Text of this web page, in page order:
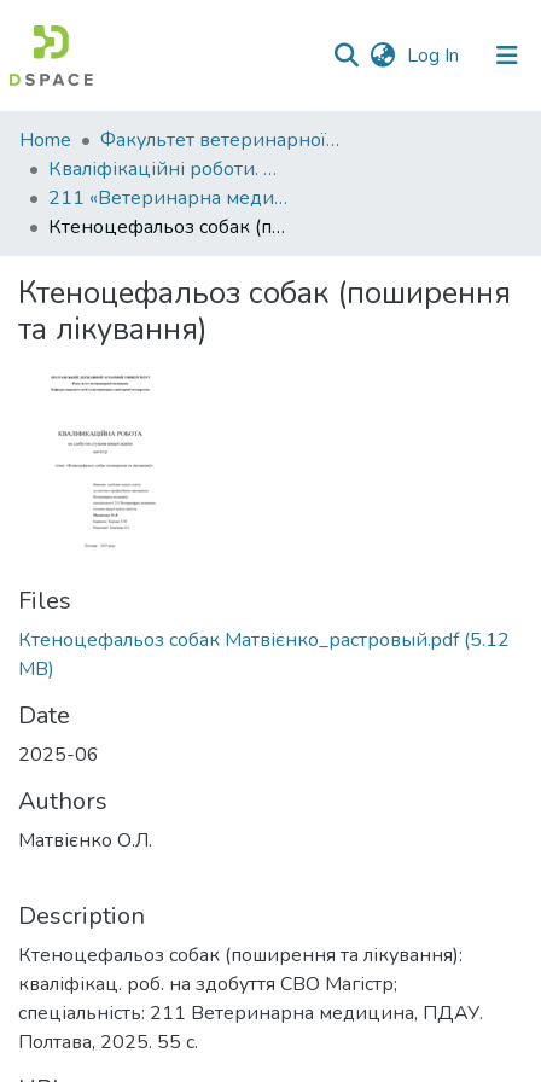
Log In (current)
Communities
&
Collections
All of DSpace
Statistics
Home
Факультет ветеринарної медицини
Кваліфікаційні роботи. Факультет ветеринарної медицини
211 «Ветеринарна медицина» - Магістри 2024-2025
Ктеноцефальоз собак (поширення та лікування)
Ктеноцефальоз собак (поширення
та лікування)
Files
Ктеноцефальоз собак Матвієнко_растровый.pdf(5.12
MB)
Date
2025-06
Authors
Матвієнко О.Л.
Description
Ктеноцефальоз собак (поширення та лікування):
кваліфікац. роб. на здобуття СВО Магістр;
спеціальність: 211 Ветеринарна медицина, ПДАУ.
Полтава, 2025. 55 с.